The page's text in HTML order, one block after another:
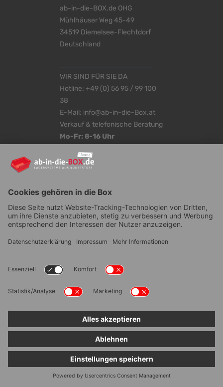
ab-in-die-BOX.de OHG
Mühlhäuser Weg 45-49
34519 Diemelsee-Flechtdorf
Deutschland
WIR SIND FÜR SIE DA
Hotline: +49 (0) 56 95 / 99 100
38
E-Mail: info@ab-in-die-Box.at
Verkauf & telefonische Beratung
Mo-Fr: 8-16 Uhr
Zum Newsletter anmelden
Service
Druck Etiketten
Individualisierung
Kontakt
Cookie-Einstellungen bearbeiten
Facebook
Instagram
LinkedIn